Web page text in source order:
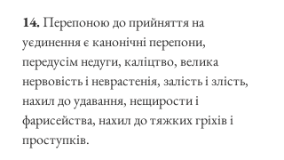
14.Перепоною до прийняття на
уєдинення є канонічні перепони,
передусім недуги, каліцтво, велика
нервовість і неврастенія, залість і злість,
нахил до удавання, нещирости і
фарисейства, нахил до тяжких гріхів і
проступків.